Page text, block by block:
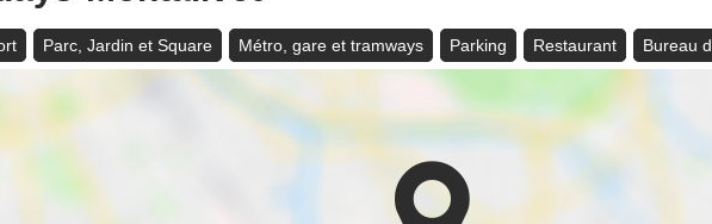
Parc, Jardin et Square Métro, gare et tramways Parking Restaurant Bureau